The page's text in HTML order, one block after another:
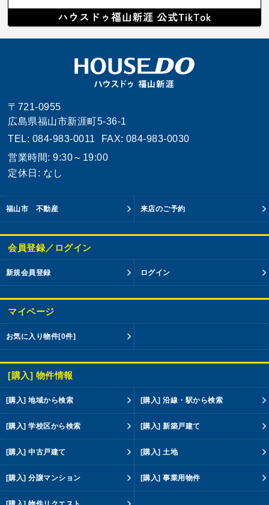
〒721-0955
広島県福山市新涯町5-36-1
TEL: 084-983-0011
FAX: 084-983-0030
営業時間: 9:30～19:00
定休日: なし
福山市 不動産 来店のご予約
会員登録／ログイン
新規会員登録 ログイン
マイページ
お気に入り物件[0件]
[購入] 物件情報
[購入] 地域から検索 [購入] 沿線・駅から検索
[購入] 学校区から検索 [購入] 新築戸建て
[購入] 中古戸建て [購入] 土地
[購入] 分譲マンション [購入] 事業用物件